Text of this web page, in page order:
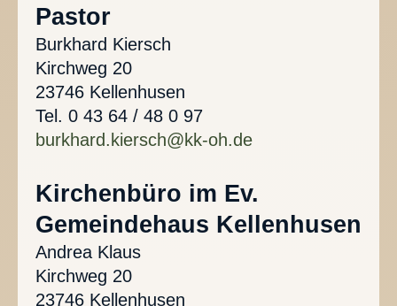
Pastor
Burkhard Kiersch
Kirchweg 20
23746 Kellenhusen
Tel. 0 43 64 / 48 0 97
burkhard.kiersch@kk-oh.de
Kirchenbüro im Ev.
Gemeindehaus Kellenhusen
Andrea Klaus
Kirchweg 20
23746 Kellenhusen